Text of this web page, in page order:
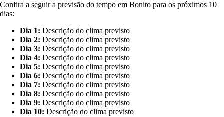
Confira a seguir a previsão do tempo em Bonito para os próximos 10
dias:
Dia 1: Descrição do clima previsto
Dia 2: Descrição do clima previsto
Dia 3: Descrição do clima previsto
Dia 4: Descrição do clima previsto
Dia 5: Descrição do clima previsto
Dia 6: Descrição do clima previsto
Dia 7: Descrição do clima previsto
Dia 8: Descrição do clima previsto
Dia 9: Descrição do clima previsto
Dia 10: Descrição do clima previsto